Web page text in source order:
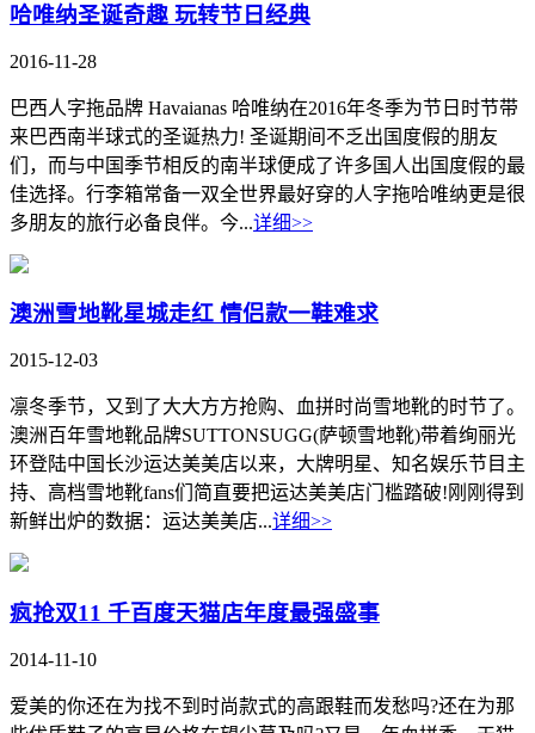
哈唯纳圣诞奇趣 玩转节日经典
2016-11-28
巴西人字拖品牌 Havaianas 哈唯纳在2016年冬季为节日时节带
来巴西南半球式的圣诞热力! 圣诞期间不乏出国度假的朋友
们，而与中国季节相反的南半球便成了许多国人出国度假的最
佳选择。行李箱常备一双全世界最好穿的人字拖哈唯纳更是很
多朋友的旅行必备良伴。今...详细>>
澳洲雪地靴星城走红 情侣款一鞋难求
2015-12-03
凛冬季节，又到了大大方方抢购、血拼时尚雪地靴的时节了。
澳洲百年雪地靴品牌SUTTONSUGG(萨顿雪地靴)带着绚丽光
环登陆中国长沙运达美美店以来，大牌明星、知名娱乐节目主
持、高档雪地靴fans们简直要把运达美美店门槛踏破!刚刚得到
新鲜出炉的数据：运达美美店...详细>>
疯抢双11 千百度天猫店年度最强盛事
2014-11-10
爱美的你还在为找不到时尚款式的高跟鞋而发愁吗?还在为那